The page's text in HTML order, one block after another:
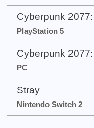
Cyberpunk
PlayStation 5
Cyberpunk
PC
Stray
Nintendo Switch 2